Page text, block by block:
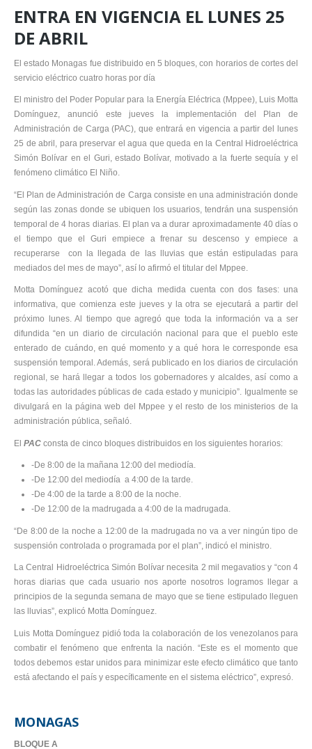
ENTRA EN VIGENCIA EL LUNES 25
DE ABRIL
El estado Monagas fue distribuido en 5 bloques, con horarios de cortes del
servicio eléctrico cuatro horas por día
El ministro del Poder Popular para la Energía Eléctrica (Mppee), Luis Motta
Domínguez, anunció este jueves la implementación del Plan de
Administración de Carga (PAC), que entrará en vigencia a partir del lunes
25 de abril, para preservar el agua que queda en la Central Hidroeléctrica
Simón Bolívar en el Guri, estado Bolívar, motivado a la fuerte sequía y el
fenómeno climático El Niño.
“El Plan de Administración de Carga consiste en una administración donde
según las zonas donde se ubiquen los usuarios, tendrán una suspensión
temporal de 4 horas diarias. El plan va a durar aproximadamente 40 días o
el tiempo que el Guri empiece a frenar su descenso y empiece a
recuperarse con la llegada de las lluvias que están estipuladas para
mediados del mes de mayo”, así lo afirmó el titular del Mppee.
Motta Domínguez acotó que dicha medida cuenta con dos fases: una
informativa, que comienza este jueves y la otra se ejecutará a partir del
próximo lunes. Al tiempo que agregó que toda la información va a ser
difundida “en un diario de circulación nacional para que el pueblo este
enterado de cuándo, en qué momento y a qué hora le corresponde esa
suspensión temporal. Además, será publicado en los diarios de circulación
regional, se hará llegar a todos los gobernadores y alcaldes, así como a
todas las autoridades públicas de cada estado y municipio”. Igualmente se
divulgará en la página web del Mppee y el resto de los ministerios de la
administración pública, señaló.
El PAC consta de cinco bloques distribuidos en los siguientes horarios:
-De 8:00 de la mañana 12:00 del mediodía.
-De 12:00 del mediodía a 4:00 de la tarde.
-De 4:00 de la tarde a 8:00 de la noche.
-De 12:00 de la madrugada a 4:00 de la madrugada.
“De 8:00 de la noche a 12:00 de la madrugada no va a ver ningún tipo de
suspensión controlada o programada por el plan”, indicó el ministro.
La Central Hidroeléctrica Simón Bolívar necesita 2 mil megavatios y “con 4
horas diarias que cada usuario nos aporte nosotros logramos llegar a
principios de la segunda semana de mayo que se tiene estipulado lleguen
las lluvias”, explicó Motta Domínguez.
Luis Motta Domínguez pidió toda la colaboración de los venezolanos para
combatir el fenómeno que enfrenta la nación. “Este es el momento que
todos debemos estar unidos para minimizar este efecto climático que tanto
está afectando el país y específicamente en el sistema eléctrico”, expresó.
MONAGAS
BLOQUE A